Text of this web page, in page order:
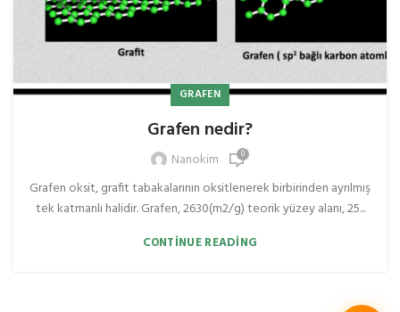
GRAFEN
Grafen nedir?
Nanokim 0
Grafen oksit, grafit tabakalarının oksitlenerek birbirinden ayrılmış
tek katmanlı halidir. Grafen, 2630(m2/g) teorik yüzey alanı, 25...
CONTINUE READING